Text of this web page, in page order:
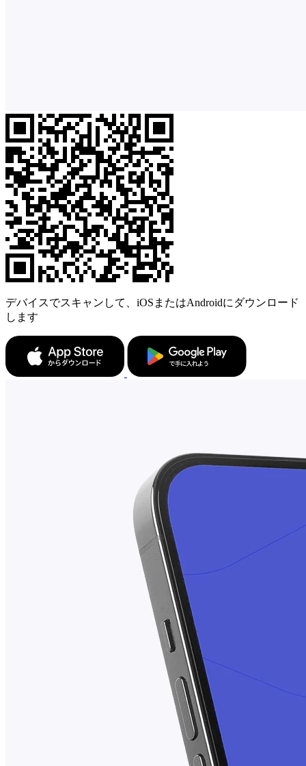
デバイスでスキャンして、iOSまたはAndroidにダウンロード
します